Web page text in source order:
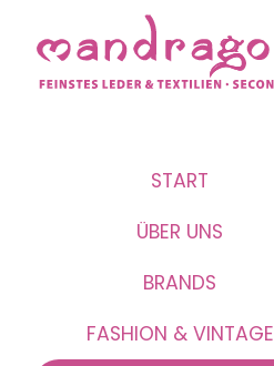
START
ÜBER UNS
BRANDS
FASHION & VINTAGE